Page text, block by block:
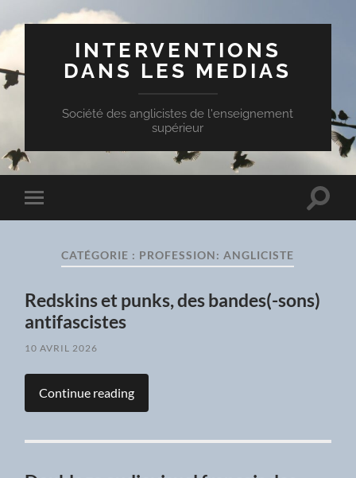
INTERVENTIONS
DANS LES MEDIAS
Société des anglicistes de l'enseignement
supérieur
Toggle
mobile
Toggle
CATÉGORIE : PROFESSION: ANGLICISTE
Redskins et punks, des bandes(-sons)
antifascistes
10 AVRIL 2026
Continue reading